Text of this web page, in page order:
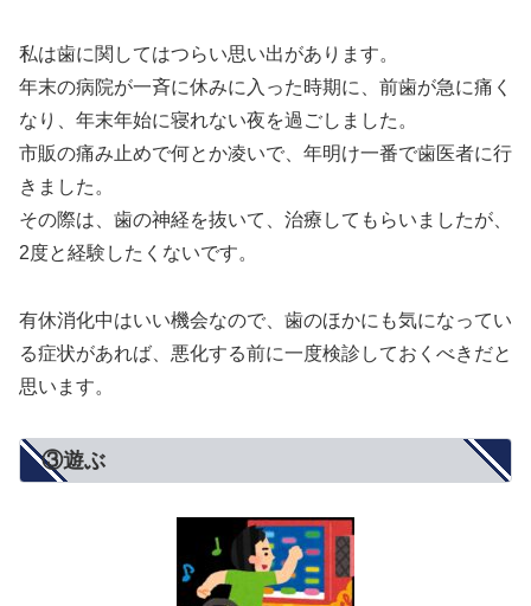
私は歯に関してはつらい思い出があります。
年末の病院が一斉に休みに入った時期に、前歯が急に痛く
なり、年末年始に寝れない夜を過ごしました。
市販の痛み止めで何とか凌いで、年明け一番で歯医者に行
きました。
その際は、歯の神経を抜いて、治療してもらいましたが、
2度と経験したくないです。
有休消化中はいい機会なので、歯のほかにも気になってい
る症状があれば、悪化する前に一度検診しておくべきだと
思います。
③遊ぶ